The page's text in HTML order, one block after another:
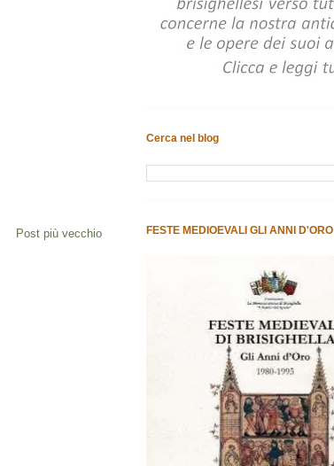
Post più vecchio
Cerca nel blog
FESTE MEDIOEVALI GLI ANNI D'ORO